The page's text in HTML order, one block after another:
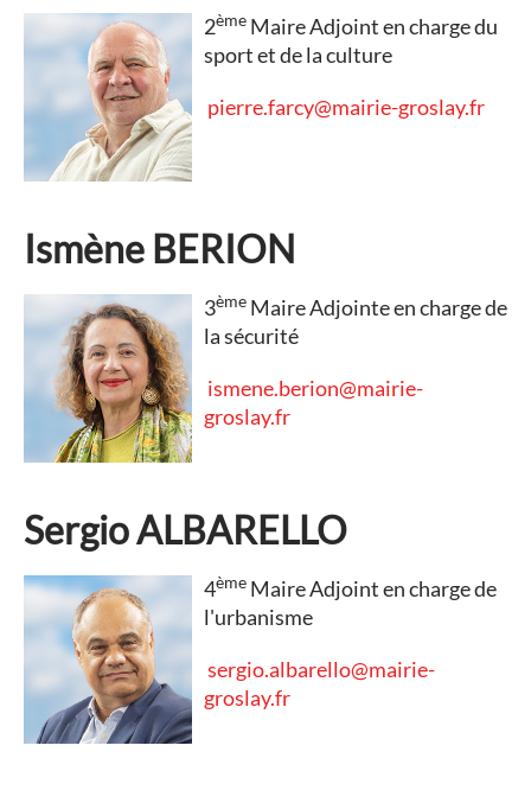
2ème Maire Adjoint en charge du
sport et de la culture
pierre.farcy@mairie-groslay.fr
Ismène BERION
3ème Maire Adjointe en charge de
la sécurité
ismene.berion@mairie-
groslay.fr
Sergio ALBARELLO
4ème Maire Adjoint en charge de
l'urbanisme
sergio.albarello@mairie-
groslay.fr